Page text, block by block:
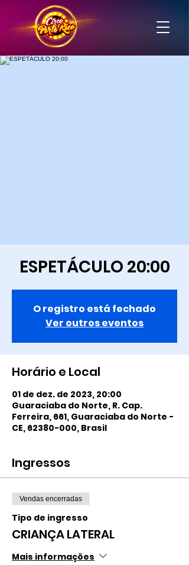
ESPETÁCULO 20:00
O registro está fechado
Ver outros eventos
Horário e Local
01 de dez. de 2023, 20:00
Guaraciaba do Norte, R. Cap.
Ferreira, 661, Guaraciaba do Norte -
CE, 62380-000, Brasil
Ingressos
Vendas encerradas
Tipo de ingresso
CRIANÇA LATERAL
Mais informações